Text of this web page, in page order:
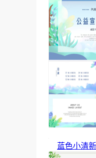
蓝色小清